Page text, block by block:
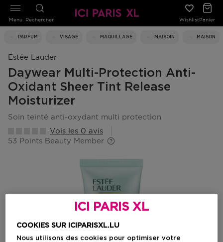
Rechercher WishlistPanier
PARFUM VISAGE MAQUILLAGE MAISOIN MAISON
Menu
Estée Lauder
Daywear Multi-Protection Anti-
Oxidant Sheer Tint Release
Moisturizer
soin teinté anti-oxydant multi protection
Vois les 0 avis
53 Points Beauty Member
ICI PARIS XL
COOKIES SUR ICIPARISXL.LU
Nous utilisons des cookies pour optimiser votre